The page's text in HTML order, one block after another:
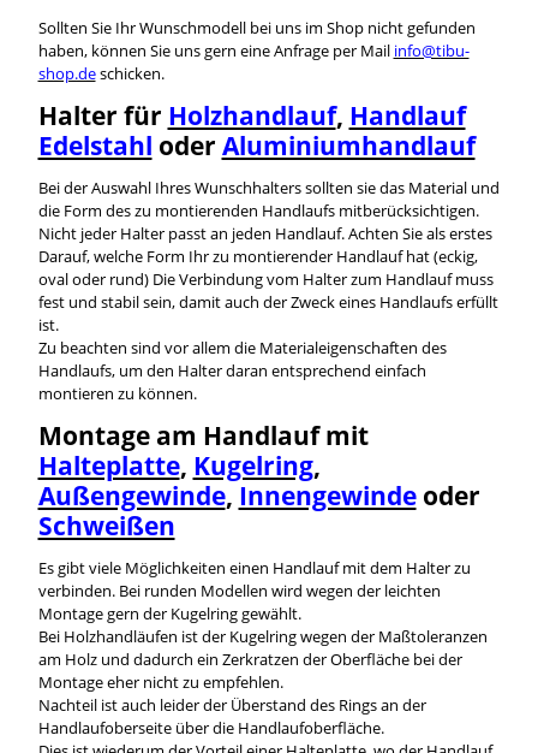
Sollten Sie Ihr Wunschmodell bei uns im Shop nicht gefunden
haben, können Sie uns gern eine Anfrage per Mail info@tibu-
shop.deschicken.
Halter für Holzhandlauf, Handlauf
Edelstahl oder Aluminiumhandlauf
Bei der Auswahl Ihres Wunschhalters sollten sie das Material und
die Form des zu montierenden Handlaufs mitberücksichtigen.
Nicht jeder Halter passt an jeden Handlauf. Achten Sie als erstes
Darauf, welche Form Ihr zu montierender Handlauf hat (eckig,
oval oder rund) Die Verbindung vom Halter zum Handlauf muss
fest und stabil sein, damit auch der Zweck eines Handlaufs erfüllt
ist.
Zu beachten sind vor allem die Materialeigenschaften des
Handlaufs, um den Halter daran entsprechend einfach
montieren zu können.
Montage am Handlauf mit
Halteplatte, Kugelring,
Außengewinde, Innengewindeoder
Schweißen
Es gibt viele Möglichkeiten einen Handlauf mit dem Halter zu
verbinden. Bei runden Modellen wird wegen der leichten
Montage gern der Kugelring gewählt.
Bei Holzhandläufen ist der Kugelring wegen der Maßtoleranzen
am Holz und dadurch ein Zerkratzen der Oberfläche bei der
Montage eher nicht zu empfehlen.
Nachteil ist auch leider der Überstand des Rings an der
Handlaufoberseite über die Handlaufoberfläche.